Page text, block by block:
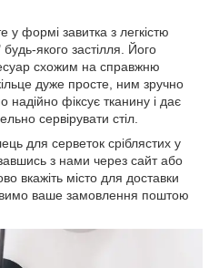
у формі завитка з легкістю
якого застілля. Його
схожим на справжню
дуже просте, ним зручно
надійно фіксує тканину і дає
сервірувати стіл.
для серветок сріблястих у
з нами через сайт або
вкажіть місто для доставки
ваше замовлення поштою